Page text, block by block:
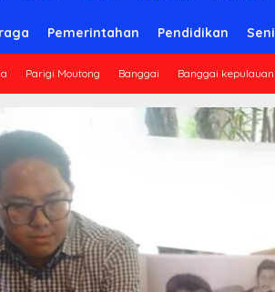
Pemerintahan Pendidikan Seni
Parigi Moutong Banggai Banggai kepulauan